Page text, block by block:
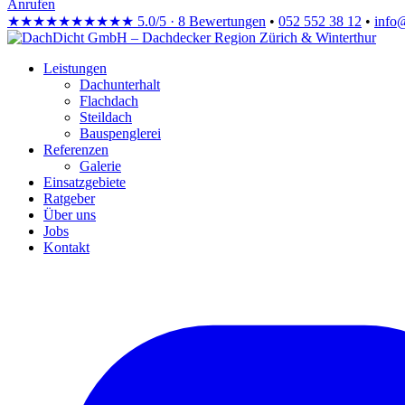
Anrufen
★★★★★★★★★★ 5.0/5 · 8 Bewertungen • 052 552 38 12 •
Leistungen
Dachunterhalt
Flachdach
Steildach
Bauspenglerei
Referenzen
Galerie
Einsatzgebiete
Ratgeber
Über uns
Jobs
Kontakt